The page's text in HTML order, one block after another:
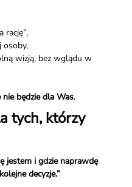
rację”,
osoby,
wizją, bez wglądu w
będzie dla Was.
tych, którzy
jestem i gdzie naprawdę
decyzje.”